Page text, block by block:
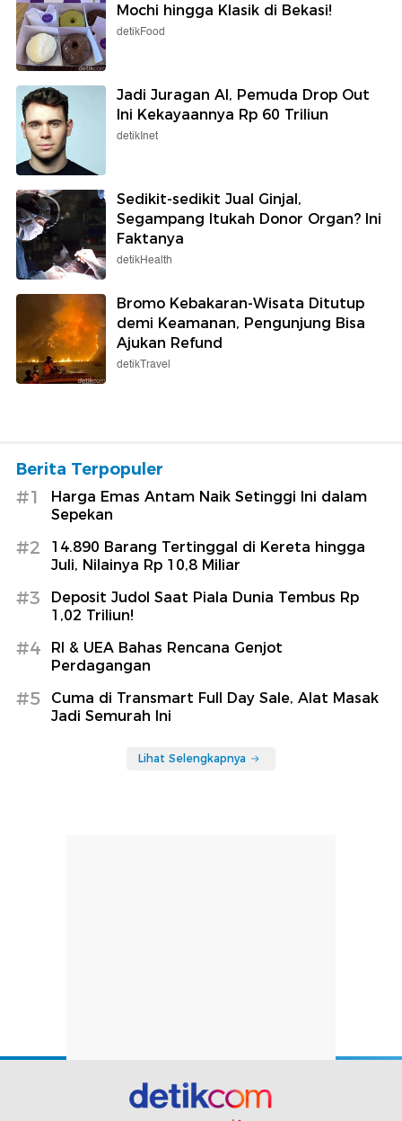
Mochi hingga Klasik di Bekasi!
detikFood
Jadi Juragan AI, Pemuda Drop Out
Ini Kekayaannya Rp 60 Triliun
detikInet
Sedikit-sedikit Jual Ginjal,
Segampang Itukah Donor Organ? Ini
Faktanya
detikHealth
Bromo Kebakaran-Wisata Ditutup
demi Keamanan, Pengunjung Bisa
Ajukan Refund
detikTravel
Berita Terpopuler
#1
Harga Emas Antam Naik Setinggi Ini dalam
Sepekan
#2
14.890 Barang Tertinggal di Kereta hingga
Juli, Nilainya Rp 10,8 Miliar
#3
Deposit Judol Saat Piala Dunia Tembus Rp
1,02 Triliun!
#4
RI & UEA Bahas Rencana Genjot
Perdagangan
#5
Cuma di Transmart Full Day Sale, Alat Masak
Jadi Semurah Ini
Lihat Selengkapnya